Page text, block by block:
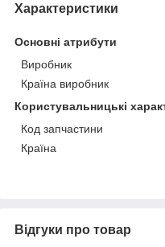
Характеристики
Основні атрибути
Виробник
Країна виробник
Користувальницькі
Код запчастини
Країна
Відгуки про товар